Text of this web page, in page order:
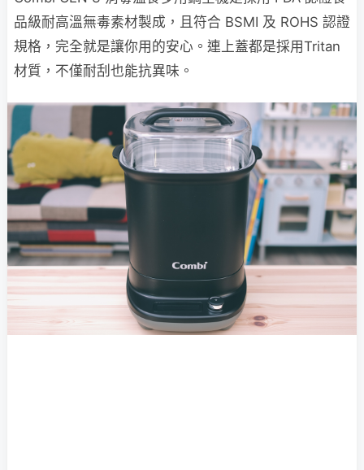
品級耐高溫無毒素材製成，且符合 BSMI 及 ROHS 認證
規格，完全就是讓你用的安心。連上蓋都是採用Tritan
材質，不僅耐刮也能抗異味。